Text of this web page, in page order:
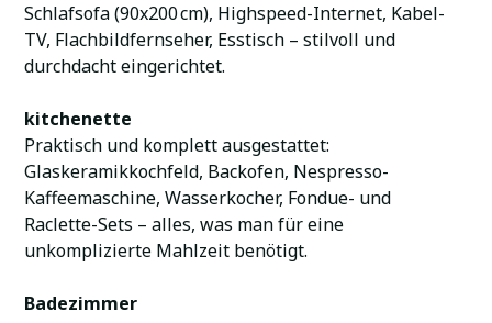
Schlafsofa (90x200 cm), Highspeed-Internet, Kabel-
TV, Flachbildfernseher, Esstisch – stilvoll und
durchdacht eingerichtet.
kitchenette
Praktisch und komplett ausgestattet:
Glaskeramikkochfeld, Backofen, Nespresso-
Kaffeemaschine, Wasserkocher, Fondue- und
Raclette-Sets – alles, was man für eine
unkomplizierte Mahlzeit benötigt.
Badezimmer